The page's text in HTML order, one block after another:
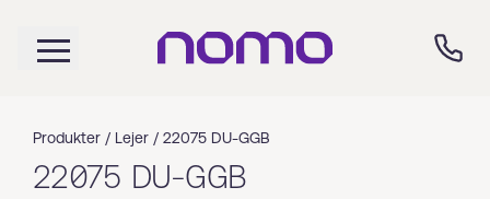
Produkter / Lejer / 22075 DU-GGB
22075 DU-GGB